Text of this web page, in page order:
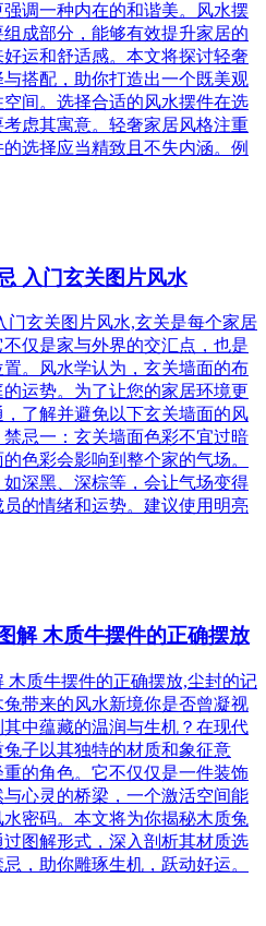
调一种内在的和谐美。风水摆
成部分，能够有效提升家居的
运和舒适感。本文将探讨轻奢
搭配，助你打造出一个既美观
间。选择合适的风水摆件在选
虑其寓意。轻奢家居风格注重
选择应当精致且不失内涵。例
入门玄关图片风水
门玄关图片风水,玄关是每个家居
仅是家与外界的交汇点，也是
。风水学认为，玄关墙面的布
运势。为了让您的家居环境更
了解并避免以下玄关墙面的风
忌一：玄关墙面色彩不宜过暗
色彩会影响到整个家的气场。
深黑、深棕等，会让气场变得
的情绪和运势。建议使用明亮
解 木质牛摆件的正确摆放
木质牛摆件的正确摆放,尘封的记
带来的风水新境你是否曾凝视
中蕴藏的温润与生机？在现代
子以其独特的材质和象征意
的角色。它不仅仅是一件装饰
心灵的桥梁，一个激活空间能
密码。本文将为你揭秘木质兔
图解形式，深入剖析其材质选
，助你雕琢生机，跃动好运。